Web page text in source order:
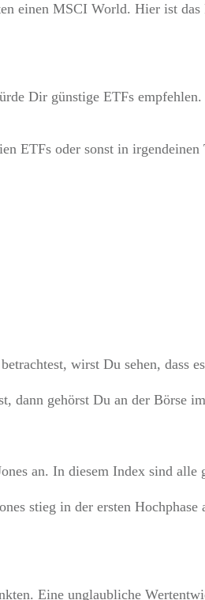
einen MSCI World. Hier ist
Dir günstige ETFs
ETFs oder sonst in
wirst Du sehen, dass
dann gehörst Du an der Börse
an. In diesem Index sind
stieg in der ersten
Eine unglaubliche